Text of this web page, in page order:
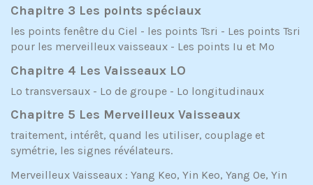
Chapitre 3 Les points spéciaux
les points fenêtre du Ciel - les points Tsri - Les points Tsri
pour les merveilleux vaisseaux - Les points Iu et Mo
Chapitre 4 Les Vaisseaux LO
Lo transversaux - Lo de groupe - Lo longitudinaux
Chapitre 5 Les Merveilleux Vaisseaux
traitement, intérêt, quand les utiliser, couplage et
symétrie, les signes révélateurs.
Merveilleux Vaisseaux : Yang Keo, Yin Keo, Yang Oe, Yin